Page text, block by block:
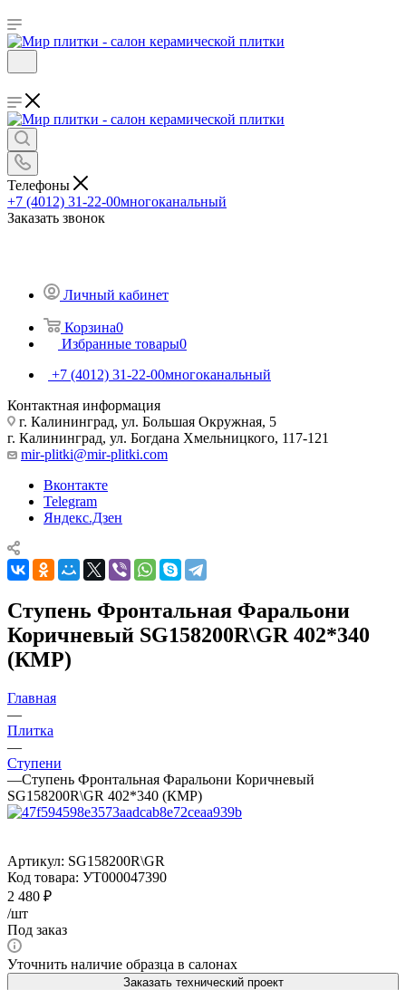
Телефоны
+7 (4012) 31-22-00многоканальный
Заказать звонок
Личный кабинет
Корзина0
Избранные товары0
+7 (4012) 31-22-00многоканальный
Контактная информация
г. Калининград, ул. Большая Окружная, 5
г. Калининград, ул. Богдана Хмельницкого, 117-121
mir-plitki@mir-plitki.com
Вконтакте
Telegram
Яндекс.Дзен
Ступень Фронтальная Фаральони
Коричневый SG158200R\GR 402*340
(КМР)
Главная
—
Плитка
—
Ступени
—Ступень Фронтальная Фаральони Коричневый
SG158200R\GR 402*340 (КМР)
Артикул: SG158200R\GR
Код товара: УТ000047390
2 480 ₽
/шт
Под заказ
Уточнить наличие образца в салонах
Заказать технический проект